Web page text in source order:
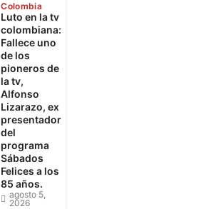
Colombia
Luto en la tv
colombiana:
Fallece uno
de los
pioneros de
la tv,
Alfonso
Lizarazo, ex
presentador
del
programa
Sábados
Felices a los
85 años.
agosto 5,
2026